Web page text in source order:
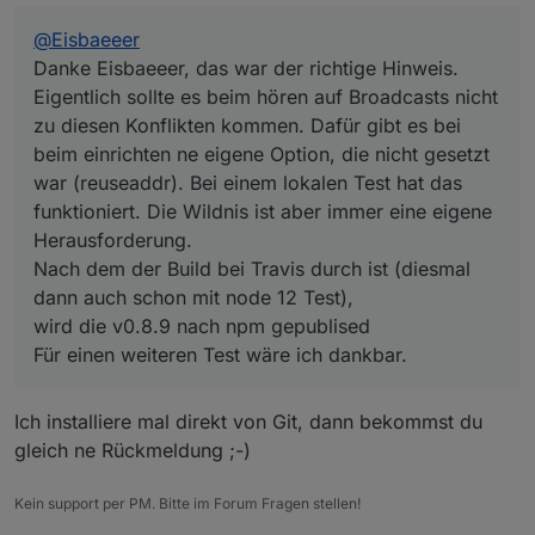
funktioniert. Die Wildnis ist aber immer eine eigene
Herausforderung.
Nach dem der Build bei Travis durch ist (diesmal dann
auch schon mit node 12 Test),
wird die v0.8.9 nach npm gepublised
Für einen weiteren Test wäre ich dankbar.
@Eisbaeeer
Danke Eisbaeeer, das war der richtige Hinweis.
Eigentlich sollte es beim hören auf Broadcasts nicht
zu diesen Konflikten kommen. Dafür gibt es bei
beim einrichten ne eigene Option, die nicht gesetzt
war (reuseaddr). Bei einem lokalen Test hat das
funktioniert. Die Wildnis ist aber immer eine eigene
Herausforderung.
Nach dem der Build bei Travis durch ist (diesmal
dann auch schon mit node 12 Test),
wird die v0.8.9 nach npm gepublised
Für einen weiteren Test wäre ich dankbar.
Ich installiere mal direkt von Git, dann bekommst du
gleich ne Rückmeldung ;-)
Kein support per PM. Bitte im Forum Fragen stellen!